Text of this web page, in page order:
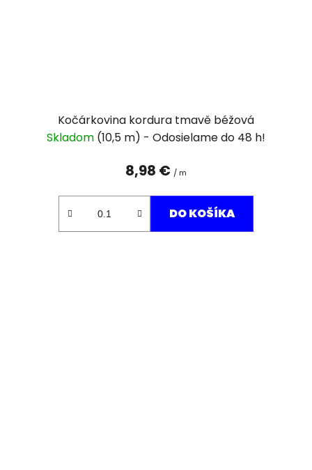
Kočárkovina kordura tmavě béžová
Skladom (10,5 m)
8,98 € / m
DO KOŠÍKA